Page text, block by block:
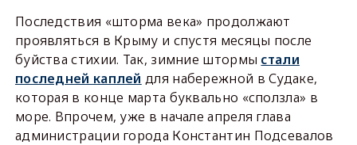
Последствия «шторма века» продолжают
проявляться в Крыму и спустя месяцы после
буйства стихии. Так, зимние штормы стали
последней каплей для набережной в Судаке,
которая в конце марта буквально «сползла» в
море. Впрочем, уже в начале апреля глава
администрации города Константин Подсевалов